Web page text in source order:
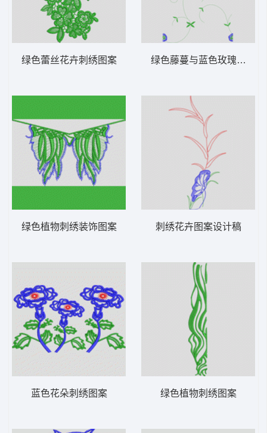
绿色蕾丝花卉刺绣图案
绿色植物刺绣装饰图案
蓝色花朵刺绣图案
绿色藤蔓与蓝色玫瑰图案
刺绣花卉图案设计稿
绿色植物刺绣图案